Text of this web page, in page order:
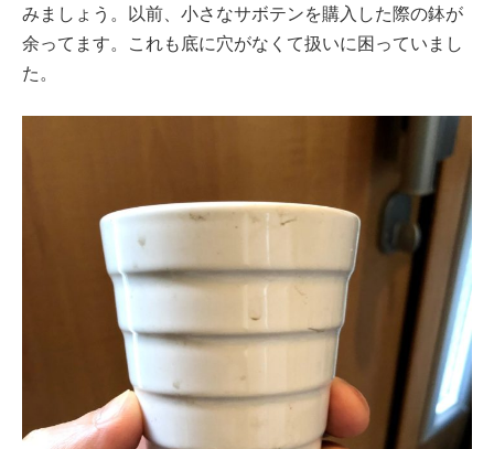
みましょう。以前、小さなサボテンを購入した際の鉢が
余ってます。これも底に穴がなくて扱いに困っていまし
た。